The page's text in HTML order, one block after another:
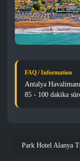
FAQ / Information
Antalya
85 - 100 dakika
Park Hotel Alanya